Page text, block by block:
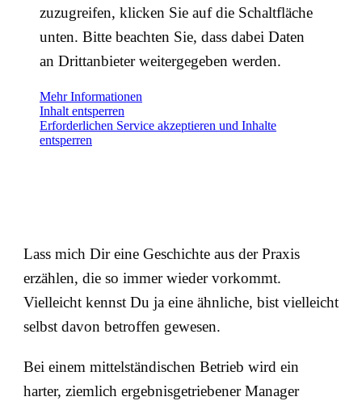
zuzugreifen, klicken Sie auf die Schaltfläche
unten. Bitte beachten Sie, dass dabei Daten
an Drittanbieter weitergegeben werden.
Mehr Informationen
Inhalt entsperren
Erforderlichen Service akzeptieren und Inhalte
entsperren
Lass mich Dir eine Geschichte aus der Praxis
erzählen, die so immer wieder vorkommt.
Vielleicht kennst Du ja eine ähnliche, bist vielleicht
selbst davon betroffen gewesen.
Bei einem mittelständischen Betrieb wird ein
harter, ziemlich ergebnisgetriebener Manager